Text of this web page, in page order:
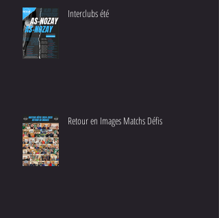
Interclubs été
Retour en Images Matchs Défis